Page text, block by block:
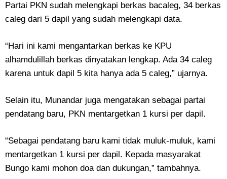
Partai PKN sudah melengkapi berkas bacaleg, 34 berkas
caleg dari 5 dapil yang sudah melengkapi data.
“Hari ini kami mengantarkan berkas ke KPU
alhamdulillah berkas dinyatakan lengkap. Ada 34 caleg
karena untuk dapil 5 kita hanya ada 5 caleg,” ujarnya.
Selain itu, Munandar juga mengatakan sebagai partai
pendatang baru, PKN mentargetkan 1 kursi per dapil.
“Sebagai pendatang baru kami tidak muluk-muluk, kami
mentargetkan 1 kursi per dapil. Kepada masyarakat
Bungo kami mohon doa dan dukungan,” tambahnya.